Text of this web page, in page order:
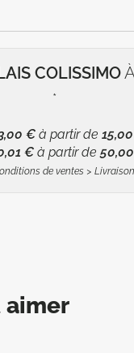
COLISSIMO
*
€ à partir de
€ à partir de
de ventes >
aimer